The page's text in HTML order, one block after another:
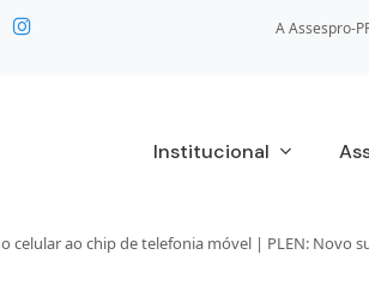
A Assespro-
Institucional
celular ao chip de telefonia móvel | PLEN: Novo